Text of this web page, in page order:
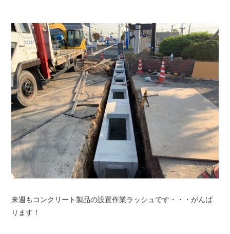
来週もコンクリート製品の設置作業ラッシュです・・・がんば
ります！